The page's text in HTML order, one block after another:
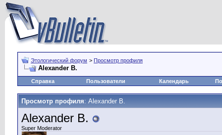
Этологический форум > Просмотр профиля
Alexander B.
Справка Пользователи Календарь
Просмотр профиля: Alexander B.
Alexander B.
Super Moderator